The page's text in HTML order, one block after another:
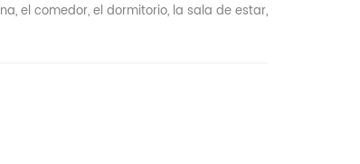
el comedor, el dormitorio, la sala de estar,